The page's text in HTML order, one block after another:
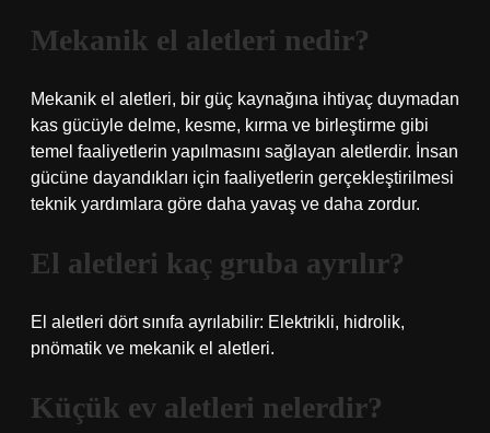
Mekanik el aletleri nedir?
Mekanik el aletleri, bir güç kaynağına ihtiyaç duymadan
kas gücüyle delme, kesme, kırma ve birleştirme gibi
temel faaliyetlerin yapılmasını sağlayan aletlerdir. İnsan
gücüne dayandıkları için faaliyetlerin gerçekleştirilmesi
teknik yardımlara göre daha yavaş ve daha zordur.
El aletleri kaç gruba ayrılır?
El aletleri dört sınıfa ayrılabilir: Elektrikli, hidrolik,
pnömatik ve mekanik el aletleri.
Küçük ev aletleri nelerdir?